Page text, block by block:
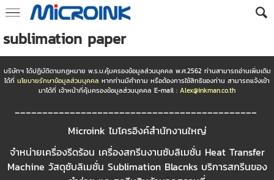
sublimation paper
บริษัทฯ ได้ปฏิบัติตามกฏหมาย พ.ร.บ.คุ้มครองข้อมูลส่วนบุคคล พ.ศ.2562 ท่านสามารถอ่านเพิ่มเติม
ได้ที่ นโยบายรักษาข้อมูลส่วนบุคคล หากท่านมีคำถาม หรือต้องการใช้สิทธิของท่าน สามารถแจ้งเข้า
มาได้ที่ เจ้าหน้าที่คุ้มครองข้อมูลส่วนบุคคล E-mail : Alex@inkman.co.th
____________________________________________
Microink ไมโครอิงค์สำนักงานใหญ่
จำหน่ายเครื่องรีดร้อน เครื่องสกรีนงานซับลิเมชั่น Heat Transfer
Machine วัสดุซับลิเมชั่น Sublimation Blacnks บริการสกรีนของ